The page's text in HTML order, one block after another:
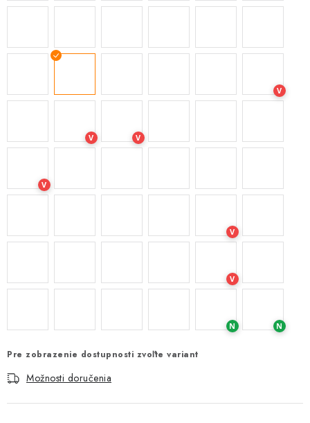
V
V V
V
V
V
N N
Pre zobrazenie dostupnosti zvoľte variant
Možnosti doručenia